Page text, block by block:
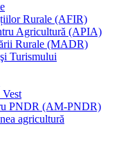
Rurale (AFIR)
Agricultură (APIA)
Rurale (MADR)
Turismului
PNDR (AM-PNDR)
agricultură